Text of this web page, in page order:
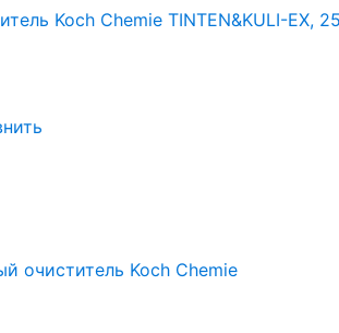
Koch Chemie TINTEN&KULI-EX,